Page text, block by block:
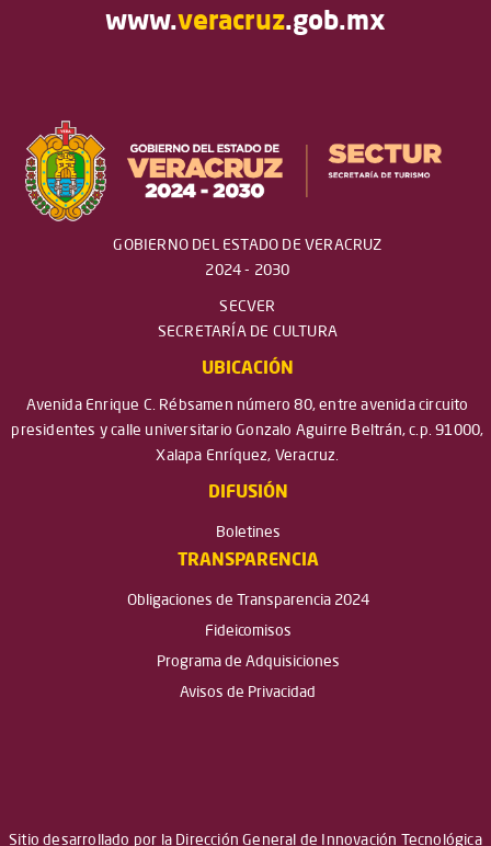
www.veracruz.gob.mx
GOBIERNO DEL ESTADO DE VERACRUZ
2024 - 2030
SECVER
SECRETARÍA DE CULTURA
UBICACIÓN
Avenida Enrique C. Rébsamen número 80, entre avenida circuito
presidentes y calle universitario Gonzalo Aguirre Beltrán, c.p. 91000,
Xalapa Enríquez, Veracruz.
DIFUSIÓN
Boletines
TRANSPARENCIA
Obligaciones de Transparencia 2024
Fideicomisos
Programa de Adquisiciones
Avisos de Privacidad
Sitio desarrollado por la Dirección General de Innovación Tecnológica